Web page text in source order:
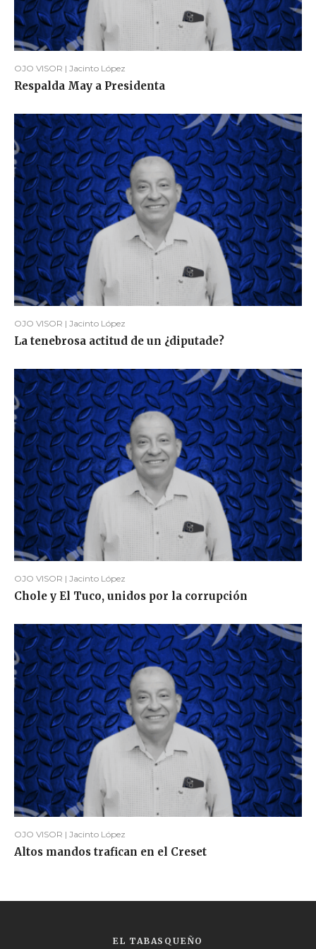
OJO VISOR | Jacinto López
Respalda May a Presidenta
OJO VISOR | Jacinto López
La tenebrosa actitud de un ¿diputade?
OJO VISOR | Jacinto López
Chole y El Tuco, unidos por la corrupción
OJO VISOR | Jacinto López
Altos mandos trafican en el Creset
EL TABASQUEÑO